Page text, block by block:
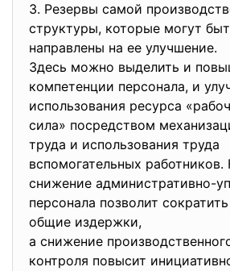
3. Резервы самой
структуры, которые могут
направлены на ее улучшение.
Здесь можно выделить и
компетенции персонала, и
использования ресурса «
сила» посредством
труда и использования труда
вспомогательных
снижение административно-
персонала позволит сократить
общие издержки,
а снижение
контроля повысит